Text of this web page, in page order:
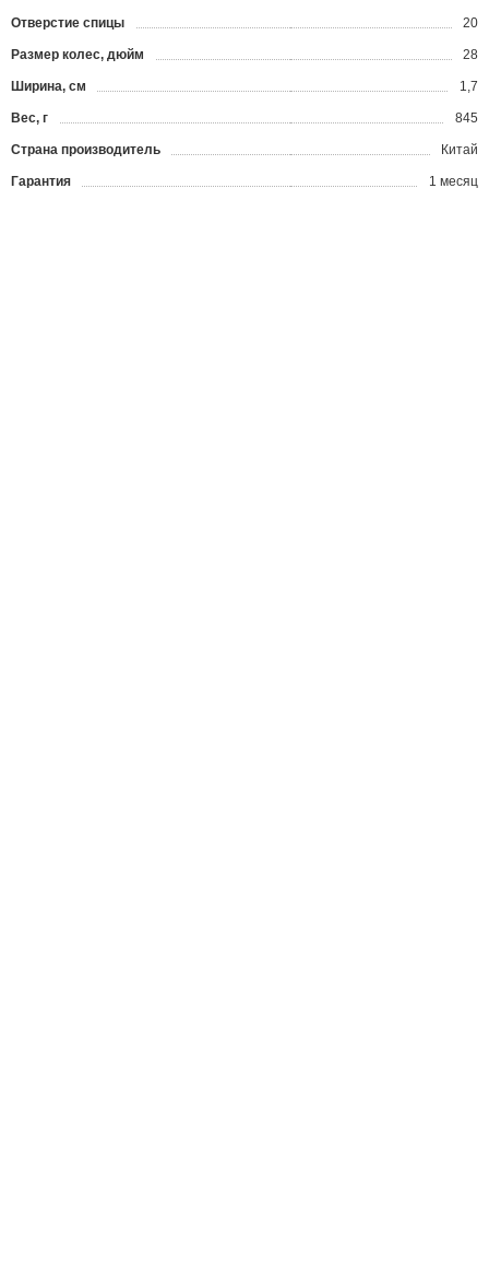
Отверстие спицы 20
Размер колес, дюйм 28
Ширина, см 1,7
Вес, г 845
Страна производитель Китай
Гарантия 1 месяц